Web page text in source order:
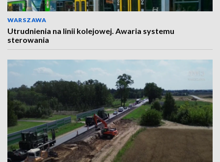
WARSZAWA
Utrudnienia na linii kolejowej. Awaria systemu
sterowania